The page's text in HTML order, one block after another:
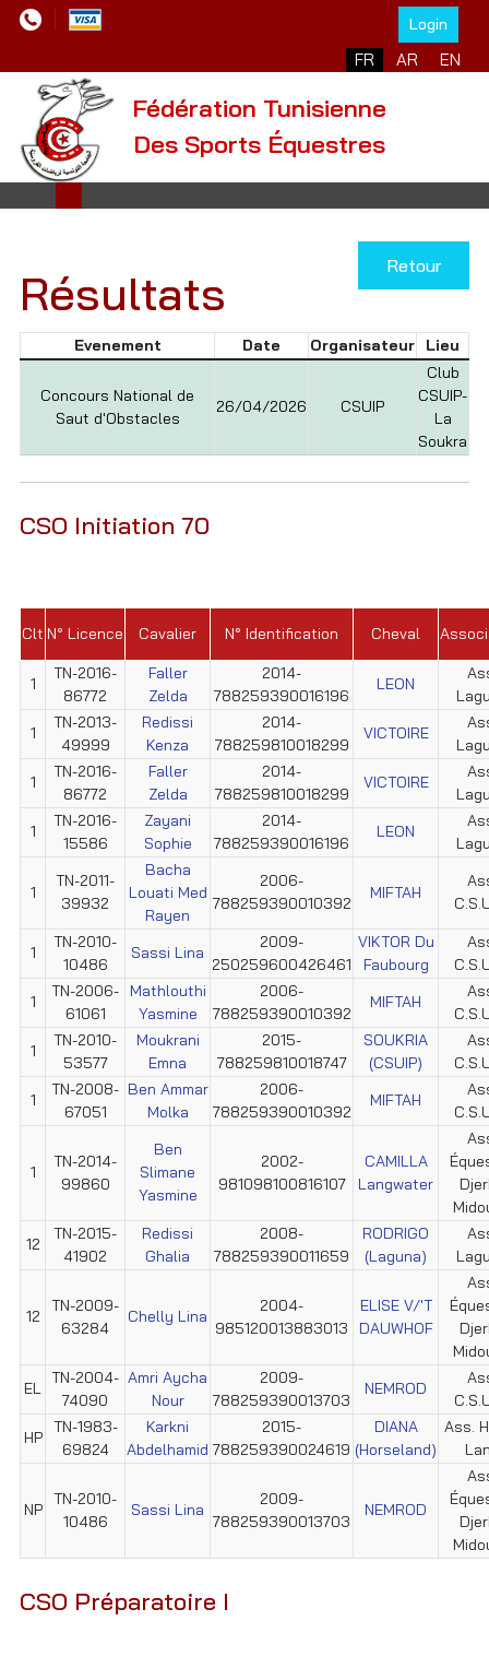
Login
Sélectionnez votre
FR AR EN
Fédération Tunisienne
Des Sports Équestres
Retour
Résultats
Evenement Date Organisateur Lieu
Concours National de
Saut d'Obstacles
26/04/2026 CSUIP
Club
CSUIP-
La
Soukra
CSO Initiation 70
Clt N° Licence Cavalier N° Identification Cheval
1
TN-2016-
86772
Faller
Zelda
2014-
788259390016196
LEON
1
TN-2013-
49999
Redissi
Kenza
2014-
788259810018299
VICTOIRE
1
TN-2016-
86772
Faller
Zelda
2014-
788259810018299
VICTOIRE
1
TN-2016-
15586
Zayani
Sophie
2014-
788259390016196
LEON
1
TN-2011-
39932
Bacha
Louati Med
Rayen
2006-
788259390010392
MIFTAH
1
TN-2010-
10486
Sassi Lina
2009-
250259600426461
VIKTOR Du
Faubourg
1
TN-2006-
61061
Mathlouthi
Yasmine
2006-
788259390010392
MIFTAH
1
TN-2010-
53577
Moukrani
Emna
2015-
788259810018747
SOUKRIA
(CSUIP)
1
TN-2008-
67051
Ben Ammar
Molka
2006-
788259390010392
MIFTAH
1
TN-2014-
99860
Ben
Slimane
Yasmine
2002-
981098100816107
CAMILLA
Langwater
12
TN-2015-
41902
Redissi
Ghalia
2008-
788259390011659
RODRIGO
(Laguna)
12
TN-2009-
63284
Chelly Lina
2004-
985120013883013
ELISE V/'T
DAUWHOF
EL
TN-2004-
74090
Amri Aycha
Nour
2009-
788259390013703
NEMROD
HP
TN-1983-
69824
Karkni
Abdelhamid
2015-
788259390024619
DIANA
(Horseland)
Ass.
NP
TN-2010-
10486
Sassi Lina
2009-
788259390013703
NEMROD
CSO Préparatoire I